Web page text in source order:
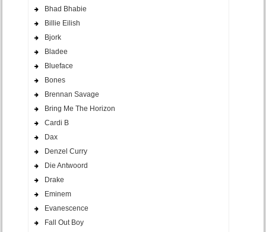
Bhad Bhabie
Billie Eilish
Bjork
Bladee
Blueface
Bones
Brennan Savage
Bring Me The Horizon
Cardi B
Dax
Denzel Curry
Die Antwoord
Drake
Eminem
Evanescence
Fall Out Boy